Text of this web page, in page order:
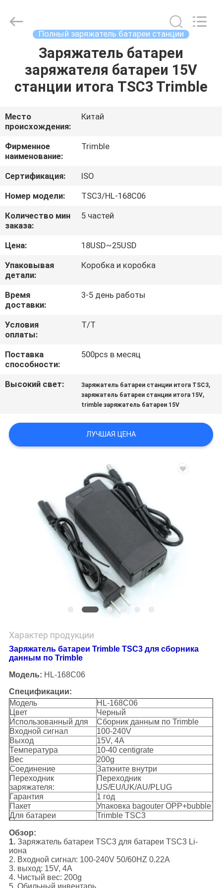
ПРОДУКТЫ
О
НАС
ПУТЕШЕСТВИЕ
ФАБРИКИ
ПРОВЕРКА
КАЧЕСТВА
СВЯЖИТЕСЬ
МЫ
СПРОСИТЕ
ЦИТАТУ
КАРТА
POLICY
Instrument
Co.,Ltd.
Полный заряжатель батареи станции
Заряжатель батареи
заряжателя батареи 15V
станции итога TSC3 Trimble
Место
происхождения:
Китай
Фирменное
наименование:
Trimble
Сертификация:
ISO
Номер модели:
TSC3/HL-168C06
Количество мин
заказа:
5 частей
Цена:
18USD~25USD
Упаковывая
детали:
Коробка и коробка
Время
доставки:
3-5 день работы
Условия
оплаты:
T/T
Поставка
способности:
500pcs в месяц
Высокий свет: Заряжатель батареи станции итога TSC3,
заряжатель батареи станции итога 15V,
trimble заряжатель батареи 15V
ЛУЧШАЯ ЦЕНА
Характер продукции
Заряжатель батареи Trimble TSC3 для сборника
данным по Trimble
Модель: HL-168C06
Спецификации:
Модель
HL-168C06
Цвет
Черный
Использованный для
Сборник данным по Trimble
Входной сигнал
100-240V
Выход
15V, 4A
Температура
10-40 centigrate
Вес
200g
Соединение
Заткните внутри
Переходник
заряжателя:
Переходник
US/EU/UK/AU/PLUG
Гарантия
1 год
Пакет
Упаковка bagouter OPP+bubble
Для батареи
Trimble TSC3
Обзор:
1. Заряжатель батареи TSC3 для батареи TSC3 Li-
иона
2. Входной сигнал: 100-240V 50/60HZ 0.22A
3. выход: 15V, 4A
4. Чистый вес: 200g